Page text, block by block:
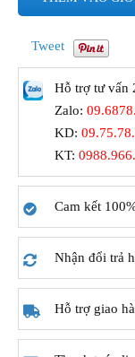
Tweet
Hỗ trợ tư vấn
Zalo:
KD:
KT:
Cam kết
Nhận đổi trả
Hỗ trợ giao